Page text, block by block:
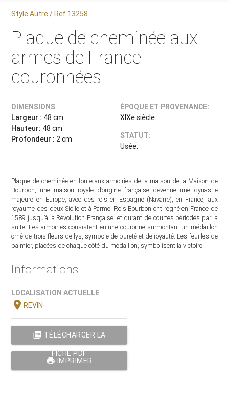
Style Autre / Ref.13258
Plaque de cheminée aux
armes de France
couronnées
DIMENSIONS
Largeur : 48 cm
Hauteur: 48 cm
Profondeur : 2 cm
ÉPOQUE ET PROVENANCE:
XIXe siècle.
STATUT:
Usée.
Plaque de cheminée en fonte aux armoiries de la maison de la Maison de
Bourbon, une maison royale d’origine française devenue une dynastie
majeure en Europe, avec des rois en Espagne (Navarre), en France, aux
royaume des deux Sicile et à Parme. Rois Bourbon ont régné en France de
1589 jusqu’à la Révolution Française, et durant de courtes périodes par la
suite. Les armoiries consistent en une couronne surmontant un médaillon
orné de trois fleurs de lys, symbole de pureté et de royauté. Les feuilles de
palmier, placées de chaque côté du médaillon, symbolisent la victoire.
Informations
LOCALISATION ACTUELLE
location_onREVIN
picture_as_pdf TÉLÉCHARGER LA
FICHE PDF
print IMPRIMER